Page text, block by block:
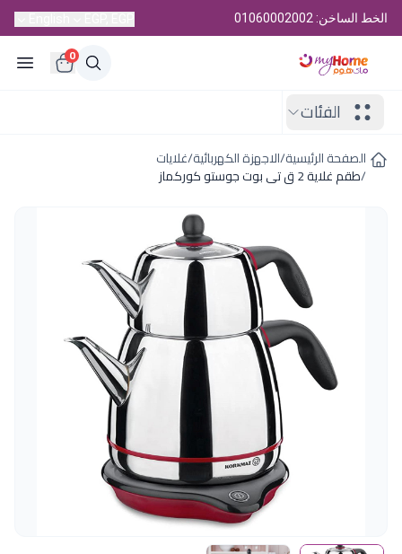
الخط الساخن: 01060002002
0
الفئات
الصفحة الرئيسية/الاجهزة الكهربائية/غلايات
/طقم غلاية 2 ق تى بوت جوستو كوركماز